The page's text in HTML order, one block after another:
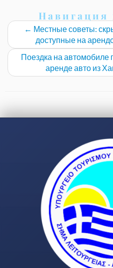
Навигация
← Местные советы:
доступные на
Поездка на автомобиле
аренде авто из